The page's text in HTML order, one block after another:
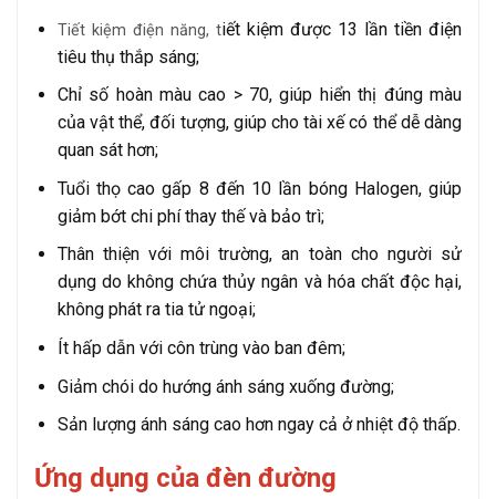
Tiết kiệm điện năng, tiết kiệm được 13 lần tiền điện
tiêu thụ thắp sáng;
Chỉ số hoàn màu cao > 70, giúp hiển thị đúng màu
của vật thể, đối tượng, giúp cho tài xế có thể dễ dàng
quan sát hơn;
Tuổi thọ cao gấp 8 đến 10 lần bóng Halogen, giúp
giảm bớt chi phí thay thế và bảo trì;
Thân thiện với môi trường, an toàn cho người sử
dụng do không chứa thủy ngân và hóa chất độc hại,
không phát ra tia tử ngoại;
Ít hấp dẫn với côn trùng vào ban đêm;
Giảm chói do hướng ánh sáng xuống đường;
Sản lượng ánh sáng cao hơn ngay cả ở nhiệt độ thấp.
Ứng dụng của đèn đường